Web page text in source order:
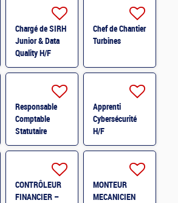
Chargé de SIRH
Junior & Data
Quality H/F
Chef de Chantier
Turbines
Responsable
Comptable
Statutaire
France H/F
Apprenti
Cybersécurité
H/F
CONTRÔLEUR
FINANCIER –
MONTEUR
MECANICIEN